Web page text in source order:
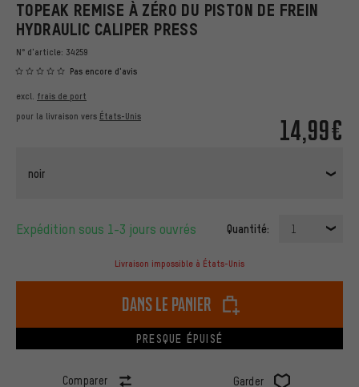
TOPEAK REMISE À ZÉRO DU PISTON DE FREIN
HYDRAULIC CALIPER PRESS
N° d'article: 34259
Pas encore d'avis
14,99€
excl. frais de port
pour la livraison vers États-Unis
noir
Expédition sous 1-3 jours ouvrés Quantité: 1
Livraison impossible à États-Unis
dans le panier
PRESQUE ÉPUISÉ
Comparer Garder